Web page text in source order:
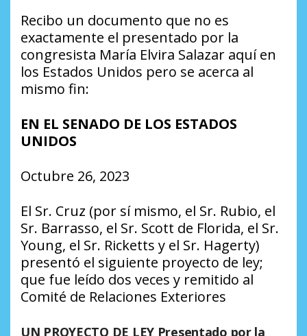
Recibo un documento que no es
exactamente el presentado por la
congresista María Elvira Salazar aquí en
los Estados Unidos pero se acerca al
mismo fin:
EN EL SENADO DE LOS ESTADOS
UNIDOS
Octubre 26, 2023
El Sr. Cruz (por sí mismo, el Sr. Rubio, el
Sr. Barrasso, el Sr. Scott de Florida, el Sr.
Young, el Sr. Ricketts y el Sr. Hagerty)
presentó el siguiente proyecto de ley;
que fue leído dos veces y remitido al
Comité de Relaciones Exteriores
UN PROYECTO DE LEYPresentado por la